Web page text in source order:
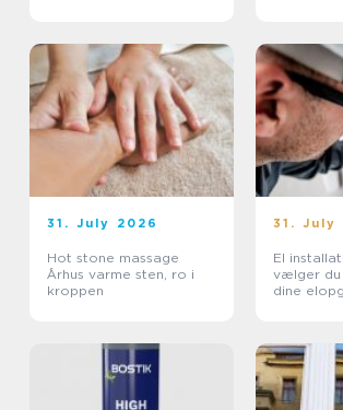
31. July 2026
Hot stone massage
Århus varme sten, ro i
kroppen
31. July
El
vælger du
dine